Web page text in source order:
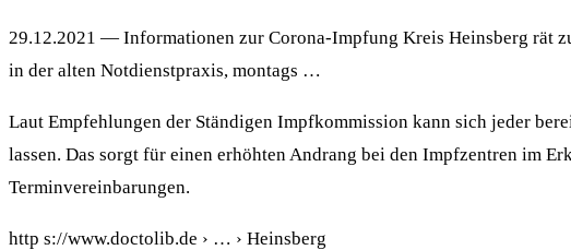
29.12.2021 — Informationen zur Corona-Impfung Kreis Heinsberg rät
in der alten Notdienstpraxis, montags …
Laut Empfehlungen der Ständigen Impfkommission kann sich jeder
lassen. Das sorgt für einen erhöhten Andrang bei den Impfzentren im
Terminvereinbarungen.
http s://www.doctolib.de › … › Heinsberg